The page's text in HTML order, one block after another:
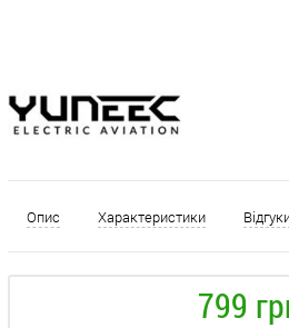
Опис Характеристики
799